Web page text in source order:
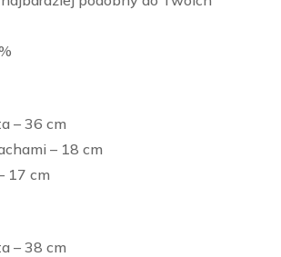
– 36 cm
– 18 cm
17 cm
– 38 cm